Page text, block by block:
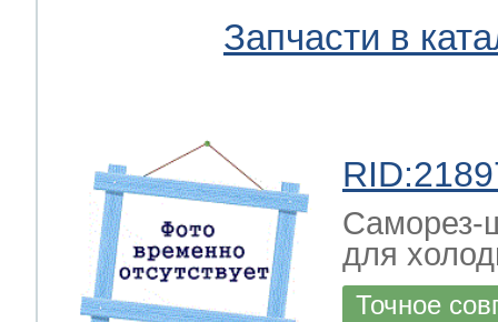
Запчасти в
Саморез-
для
Точное